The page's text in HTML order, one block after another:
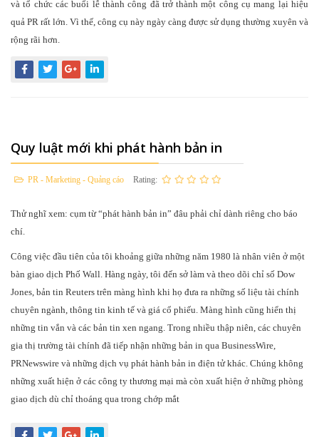
và tổ chức các buổi lễ thành công đã trở thành một công cụ mang lại hiệu
quả PR rất lớn. Vì thế, công cụ này ngày càng được sử dụng thường xuyên và
rộng rãi hơn.
Quy luật mới khi phát hành bản in
PR - Marketing - Quảng cáo Rating:
Thử nghĩ xem: cụm từ “phát hành bản in” đâu phải chỉ dành riêng cho báo
chí.
Công việc đầu tiên của tôi khoảng giữa những năm 1980 là nhân viên ở một
bàn giao dịch Phố Wall. Hàng ngày, tôi đến sở làm và theo dõi chỉ số Dow
Jones, bản tin Reuters trên màng hình khi họ đưa ra những số liệu tài chính
chuyên ngành, thông tin kinh tế và giá cổ phiếu. Màng hình cũng hiển thị
những tin vắn và các bản tin xen ngang. Trong nhiều thập niên, các chuyên
gia thị trường tài chính đã tiếp nhận những bản in qua BusinessWire,
PRNewswire và những dịch vụ phát hành bản in điện tử khác. Chúng không
những xuất hiện ở các công ty thương mại mà còn xuất hiện ở những phòng
giao dịch dù chỉ thoáng qua trong chớp mắt